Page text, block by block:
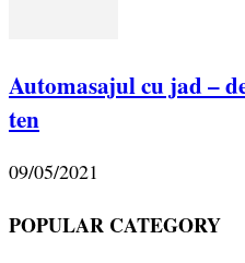
Automasajul cu jad –
ten
09/05/2021
POPULAR CATEGORY